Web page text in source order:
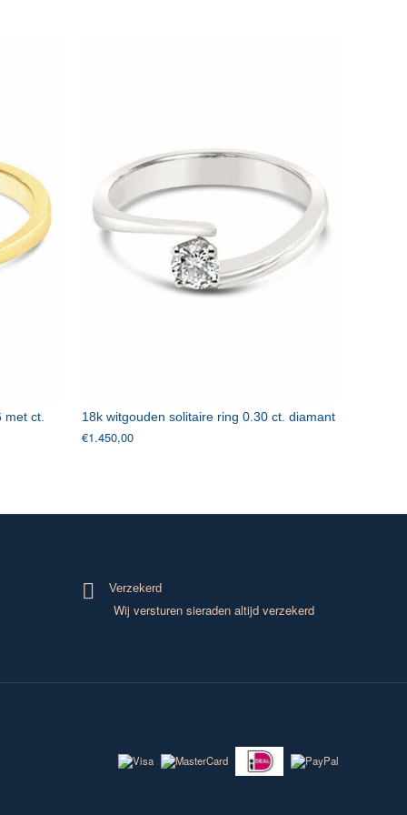
ct.
18k witgouden solitaire ring 0.30 ct. diamant
€1.450,00
Verzekerd
Wij versturen sieraden altijd verzekerd